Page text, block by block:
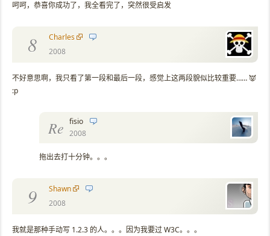
呵呵，恭喜你成功了，我全看完了，突然很受启发
8
Charles
2008
不好意思啊，我只看了第一段和最后一段，感觉上这两段貌似比较重要…… 👿
:p
Re fisio
2008
拖出去打十分钟。。。
9
Shawn
2008
我就是那种手动写 1.2.3 的人。。。因为我要过 W3C。。。